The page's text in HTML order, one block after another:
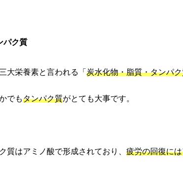
パク質
大栄養素と言われる「 炭水化物・脂質・タンパ
でもタンパク質がとても大事です。
質はアミノ酸で形成されており、 疲労の回復に